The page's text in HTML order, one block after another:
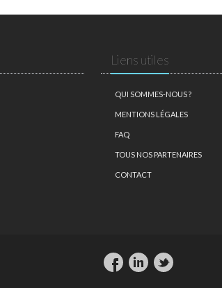
Liens utiles
QUI SOMMES-NOUS ?
MENTIONS LÉGALES
FAQ
TOUS NOS PARTENAIRES
CONTACT